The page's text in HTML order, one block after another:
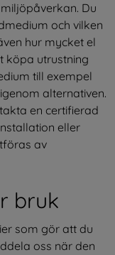
Du
och vilken
hur mycket el
köpa utrustning
till exempel
alternativen.
en certifierad
eller
av
bruk
som gör att du
oss när den